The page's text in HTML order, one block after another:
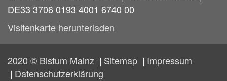
DE33 3706 0193 4001 6740 00
Visitenkarte herunterladen
2020 © Bistum Mainz Sitemap
Impressum
Datenschutzerklärung